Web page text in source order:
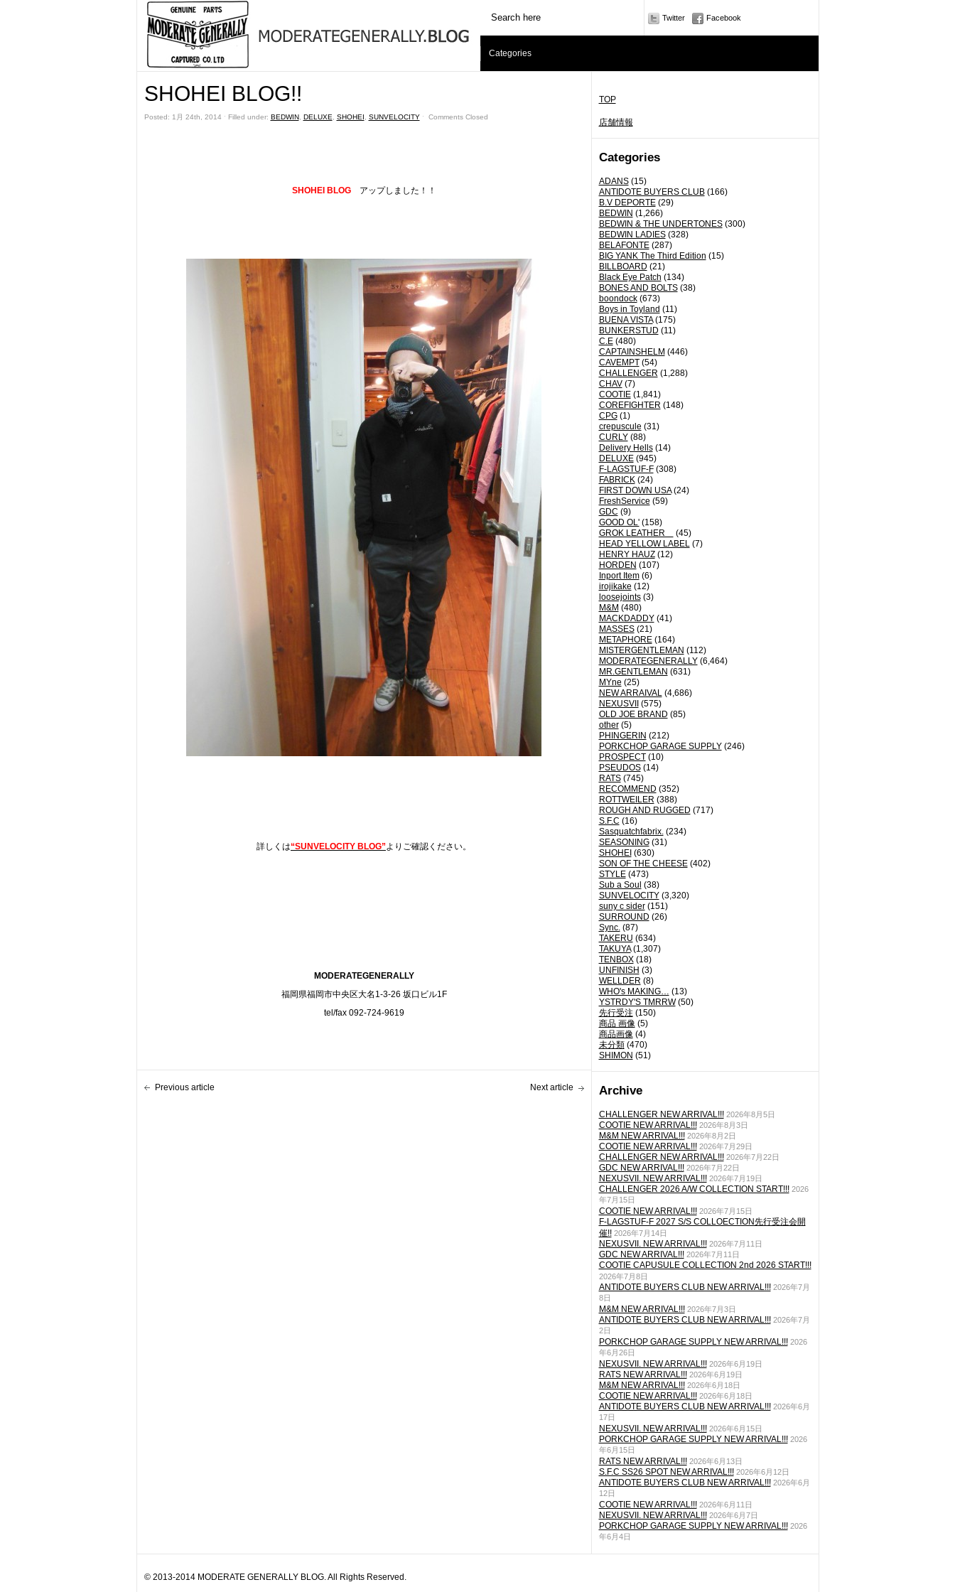
Twitter Facebook
Categories
TOP
店舗情報
Categories
ADANS(15)
ANTIDOTE BUYERS CLUB(166)
B.V DEPORTE(29)
BEDWIN (1,266)
BEDWIN & THE UNDERTONES(300)
BEDWIN LADIES(328)
BELAFONTE(287)
BIG YANK The Third Edition (15)
BILLBOARD (21)
Black Eye Patch (134)
BONES AND BOLTS(38)
boondock(673)
Boys in Toyland (11)
BUENA VISTA(175)
BUNKERSTUD (11)
C.E(480)
CAPTAINSHELM (446)
CAVEMPT(54)
CHALLENGER (1,288)
CHAV(7)
COOTIE(1,841)
COREFIGHTER (148)
CPG(1)
crepuscule (31)
CURLY(88)
Delivery Hells(14)
DELUXE(945)
F-LAGSTUF-F(308)
FABRICK(24)
FIRST DOWN USA(24)
FreshService (59)
GDC (9)
GOOD OL'(158)
GROK LEATHER
(45)
HEAD YELLOW LABEL(7)
HENRY HAUZ(12)
HORDEN (107)
Inport Item(6)
irojikake (12)
loosejoints(3)
M&M (480)
MACKDADDY(41)
MASSES(21)
METAPHORE(164)
MISTERGENTLEMAN (112)
MODERATEGENERALLY(6,464)
MR.GENTLEMAN (631)
MYne (25)
NEW ARRAIVAL(4,686)
NEXUSVII
(575)
OLD JOE BRAND (85)
other(5)
PHINGERIN (212)
PORKCHOP GARAGE SUPPLY(246)
PROSPECT(10)
PSEUDOS(14)
RATS(745)
RECOMMEND (352)
ROTTWEILER (388)
ROUGH AND RUGGED (717)
S.F.C (16)
Sasquatchfabrix.(234)
SEASONING(31)
SHOHEI (630)
SON OF THE CHEESE(402)
STYLE(473)
Sub a Soul (38)
SUNVELOCITY(3,320)
suny c sider(151)
SURROUND (26)
Sync.(87)
TAKERU (634)
TAKUYA(1,307)
TENBOX(18)
UNFINISH (3)
WELLDER (8)
WHO's MAKING… (13)
YSTRDY'S TMRRW(50)
先行受注 (150)
商品 画像(5)
商品画像(4)
未分類(470)
SHIMON (51)
Archive
CHALLENGER NEW ARRIVAL!!! 2026年8月5日
COOTIE NEW ARRIVAL!!! 2026年8月3日
M&M NEW ARRIVAL!!! 2026年8月2日
COOTIE NEW ARRIVAL!!! 2026年7月29日
CHALLENGER NEW ARRIVAL!!! 2026年7月22日
GDC NEW ARRIVAL!!! 2026年7月22日
NEXUSVII. NEW ARRIVAL!!! 2026年7月19日
CHALLENGER 2026 A/W COLLECTION START!!! 2026
年7月15日
COOTIE NEW ARRIVAL!!! 2026年7月15日
F-LAGSTUF-F 2027 S/S COLLOECTION先行受注会開
催!! 2026年7月14日
NEXUSVII. NEW ARRIVAL!!! 2026年7月11日
GDC NEW ARRIVAL!!! 2026年7月11日
COOTIE CAPUSULE COLLECTION 2nd 2026 START!!!
2026年7月8日
ANTIDOTE BUYERS CLUB NEW ARRIVAL!!! 2026年7月
8日
M&M NEW ARRIVAL!!! 2026年7月3日
ANTIDOTE BUYERS CLUB NEW ARRIVAL!!! 2026年7月
2日
PORKCHOP GARAGE SUPPLY NEW ARRIVAL!!! 2026
年6月26日
NEXUSVII. NEW ARRIVAL!!! 2026年6月19日
RATS NEW ARRIVAL!!! 2026年6月19日
M&M NEW ARRIVAL!!! 2026年6月18日
COOTIE NEW ARRIVAL!!! 2026年6月18日
ANTIDOTE BUYERS CLUB NEW ARRIVAL!!! 2026年6月
17日
NEXUSVII. NEW ARRIVAL!!! 2026年6月15日
PORKCHOP GARAGE SUPPLY NEW ARRIVAL!!! 2026
年6月15日
RATS NEW ARRIVAL!!! 2026年6月13日
S.F.C SS26 SPOT NEW ARRIVAL!!! 2026年6月12日
ANTIDOTE BUYERS CLUB NEW ARRIVAL!!! 2026年6月
12日
COOTIE NEW ARRIVAL!!! 2026年6月11日
NEXUSVII. NEW ARRIVAL!!! 2026年6月7日
PORKCHOP GARAGE SUPPLY NEW ARRIVAL!!! 2026
年6月4日
SHOHEI BLOG!!
Posted: 1月 24th, 2014 ˑ Filled under: BEDWIN, DELUXE SHOHEI SUNVELOCITYˑ Comments Closed
SHOHEI BLOGアップしました！！
詳しくは“SUNVELOCITY BLOG”よりご確認ください。
MODERATEGENERALLY
福岡県福岡市中央区大名1-3-26 坂口ビル1F
tel/fax 092-724-9619
Previous article Next article
© 2013-2014 MODERATE GENERALLY BLOG. All Rights Reserved.